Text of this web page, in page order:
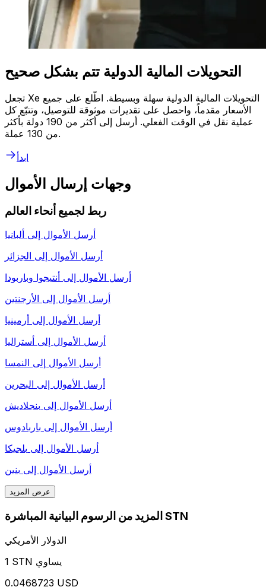
التحويلات المالية الدولية تتم بشكل صحيح
تجعل Xe التحويلات المالية الدولية سهلة وبسيطة. اطّلع على جميع
الأسعار مقدماً، واحصل على تقديرات موثوقة للتوصيل، وتتبّع كل
عملية نقل في الوقت الفعلي. أرسل إلى أكثر من 190 دولة بأكثر
من 130 عملة.
ابدأ
وجهات إرسال الأموال
ربط لجميع أنحاء العالم
أرسل الأموال إلى ألبانيا
أرسل الأموال إلى الجزائر
أرسل الأموال إلى أنتيجوا وباربودا
أرسل الأموال إلى الأرجنتين
أرسل الأموال إلى أرمينيا
أرسل الأموال إلى أستراليا
أرسل الأموال إلى النمسا
أرسل الأموال إلى البحرين
أرسل الأموال إلى بنجلاديش
أرسل الأموال إلى باربادوس
أرسل الأموال إلى بلجيكا
أرسل الأموال إلى بنين
عرض المزيد
المزيد من الرسوم البيانية المباشرة STN
الدولار الأمريكي
1 STN يساوي
0.0468723 USD